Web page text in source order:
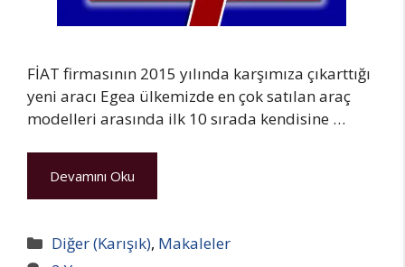
FİAT firmasının 2015 yılında karşımıza çıkarttığı
yeni aracı Egea ülkemizde en çok satılan araç
modelleri arasında ilk 10 sırada kendisine …
Devamını Oku
Kategoriler
Diğer (Karışık), Makaleler